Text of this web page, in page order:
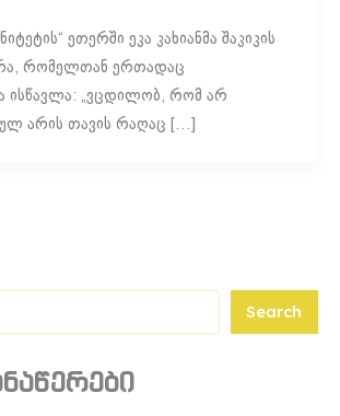
ეთერში ეკა კახიანმა შაკიკის
რომელთან ერთადაც
ისწავლა: „ვცდილობ, რომ არ
არის თავის რაღაც […]
Search